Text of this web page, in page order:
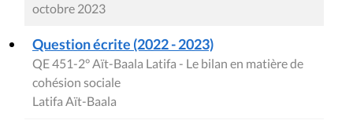
octobre 2023
Question écrite (2022 - 2023)
QE 451-2° Aït-Baala Latifa - Le bilan en matière de
cohésion sociale
Latifa Aït-Baala